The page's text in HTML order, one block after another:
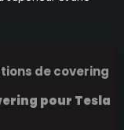
de covering
pour Tesla